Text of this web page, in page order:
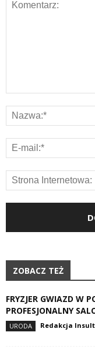
ZOBACZ TEŻ
FRYZJER GWIAZD W
PROFESJONALNY
URODA Redakcja